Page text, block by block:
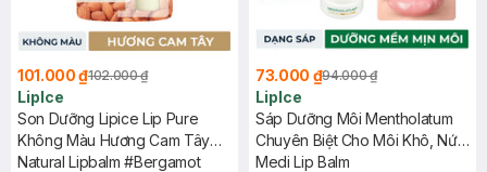
101.000 ₫102.000 ₫
LipIce
Son Dưỡng Lipice Lip Pure
Không Màu Hương Cam Tây
3.9g
Natural Lipbalm #Bergamot
73.000 ₫94.000 ₫
LipIce
Sáp Dưỡng Môi Mentholatum
Chuyên Biệt Cho Môi Khô, Nứt
Nẻ 7g
Medi Lip Balm